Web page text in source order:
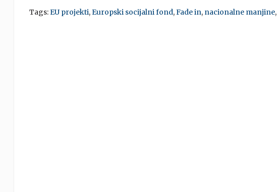
Tags:EU projekti,Europski socijalni fond,Fade in, nacionalne manjine,